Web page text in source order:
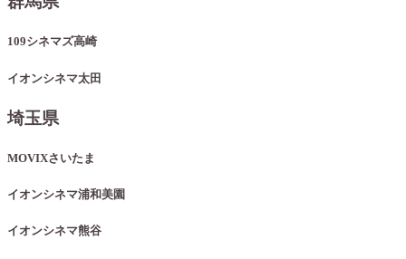
109シネマズ高崎
イオンシネマ太田
埼玉県
MOVIXさいたま
イオンシネマ浦和美園
イオンシネマ熊谷